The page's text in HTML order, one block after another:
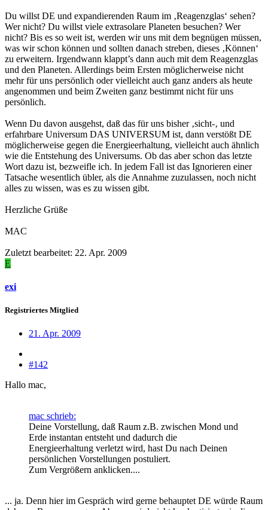
Du willst DE und expandierenden Raum im ‚Reagenzglas‘ sehen?
Wer nicht? Du willst viele extrasolare Planeten besuchen? Wer
nicht? Bis es so weit ist, werden wir uns mit dem begnügen müssen,
was wir schon können und sollten danach streben, dieses ‚Können‘
zu erweitern. Irgendwann klappt’s dann auch mit dem Reagenzglas
und den Planeten. Allerdings beim Ersten möglicherweise nicht
mehr für uns persönlich oder vielleicht auch ganz anders als heute
angenommen und beim Zweiten ganz bestimmt nicht für uns
persönlich.
Wenn Du davon ausgehst, daß das für uns bisher ‚sicht-‚ und
erfahrbare Universum DAS UNIVERSUM ist, dann verstößt DE
möglicherweise gegen die Energieerhaltung, vielleicht auch ähnlich
wie die Entstehung des Universums. Ob das aber schon das letzte
Wort dazu ist, bezweifle ich. In jedem Fall ist das Ignorieren einer
Tatsache wesentlich übler, als die Annahme zuzulassen, noch nicht
alles zu wissen, was es zu wissen gibt.
Herzliche Grüße
MAC
Zuletzt bearbeitet: 22. Apr. 2009
E
exi
Registriertes Mitglied
21. Apr. 2009
#142
Hallo mac,
mac schrieb:
Deine Vorstellung, daß Raum z.B. zwischen Mond und
Erde instantan entsteht und dadurch die
Energieerhaltung verletzt wird, hast Du nach Deinen
persönlichen Vorstellungen postuliert.
Zum Vergrößern anklicken....
... ja. Denn hier im Gespräch wird gerne behauptet DE würde Raum